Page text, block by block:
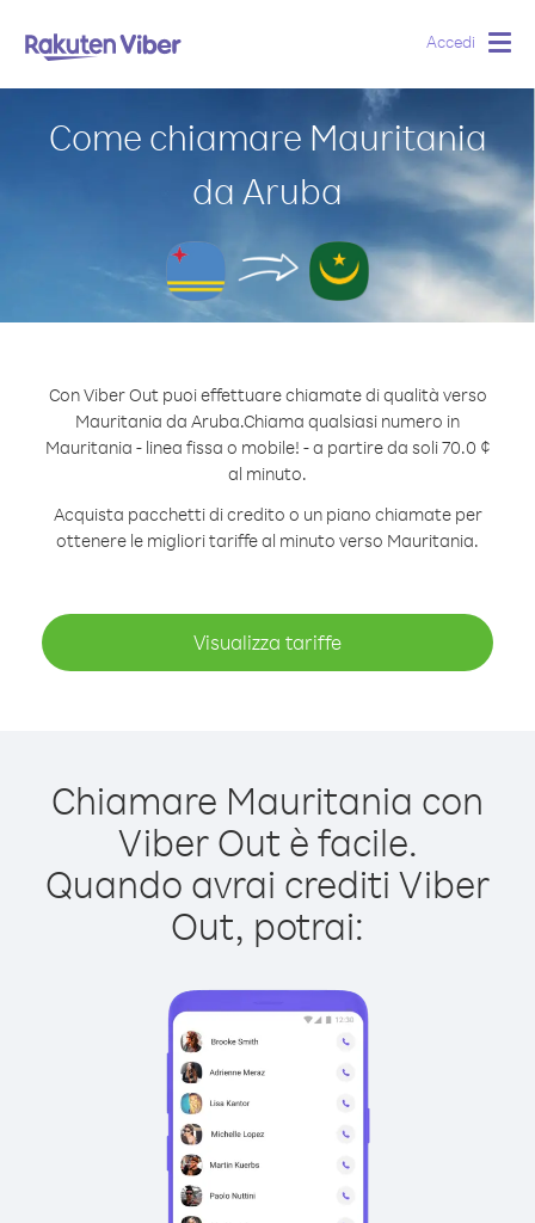
Accedi
Come chiamare Mauritania
da Aruba
Con Viber Out puoi effettuare chiamate di qualità verso
Mauritania da Aruba.Chiama qualsiasi numero in
Mauritania - linea fissa o mobile! - a partire da soli 70.0 ¢
al minuto.
Acquista pacchetti di credito o un piano chiamate per
ottenere le migliori tariffe al minuto verso Mauritania.
Visualizza tariffe
Chiamare Mauritania con
Viber Out è facile.
Quando avrai crediti Viber
Out, potrai: